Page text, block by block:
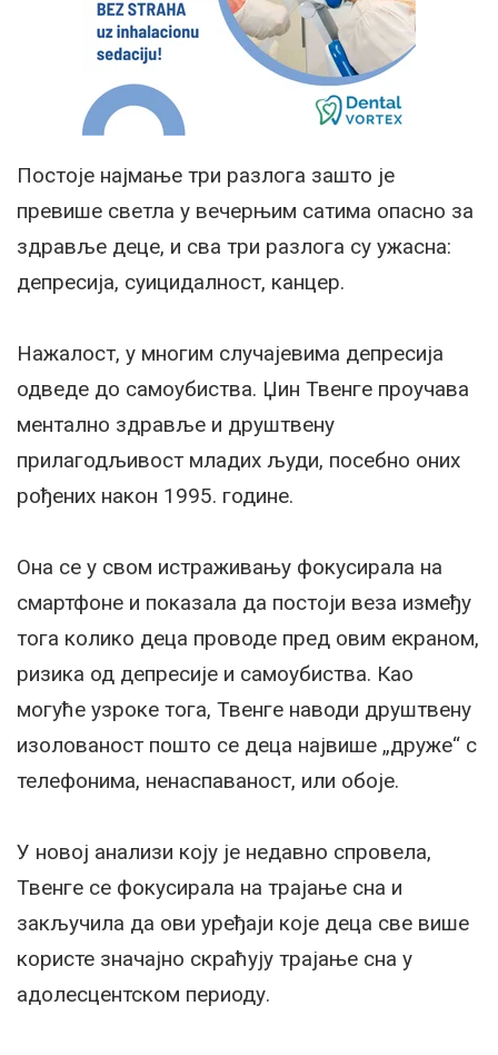
Постоје најмање три разлога зашто је
превише светла у вечерњим сатима опасно за
здравље деце, и сва три разлога су ужасна:
депресија, суицидалност, канцер.
Нажалост, у многим случајевима депресија
одведе до самоубиства. Џин Твенге проучава
ментално здравље и друштвену
прилагодљивост младих људи, посебно оних
рођених након 1995. године.
Она се у свом истраживању фокусирала на
смартфоне и показала да постоји веза између
тога колико деца проводе пред овим екраном,
ризика од депресије и самоубиства. Као
могуће узроке тога, Твенге наводи друштвену
изолованост пошто се деца највише „друже“ с
телефонима, ненаспаваност, или обоје.
У новој анализи коју је недавно спровела,
Твенге се фокусирала на трајање сна и
закључила да ови уређаји које деца све више
користе значајно скраћују трајање сна у
адолесцентском периоду.